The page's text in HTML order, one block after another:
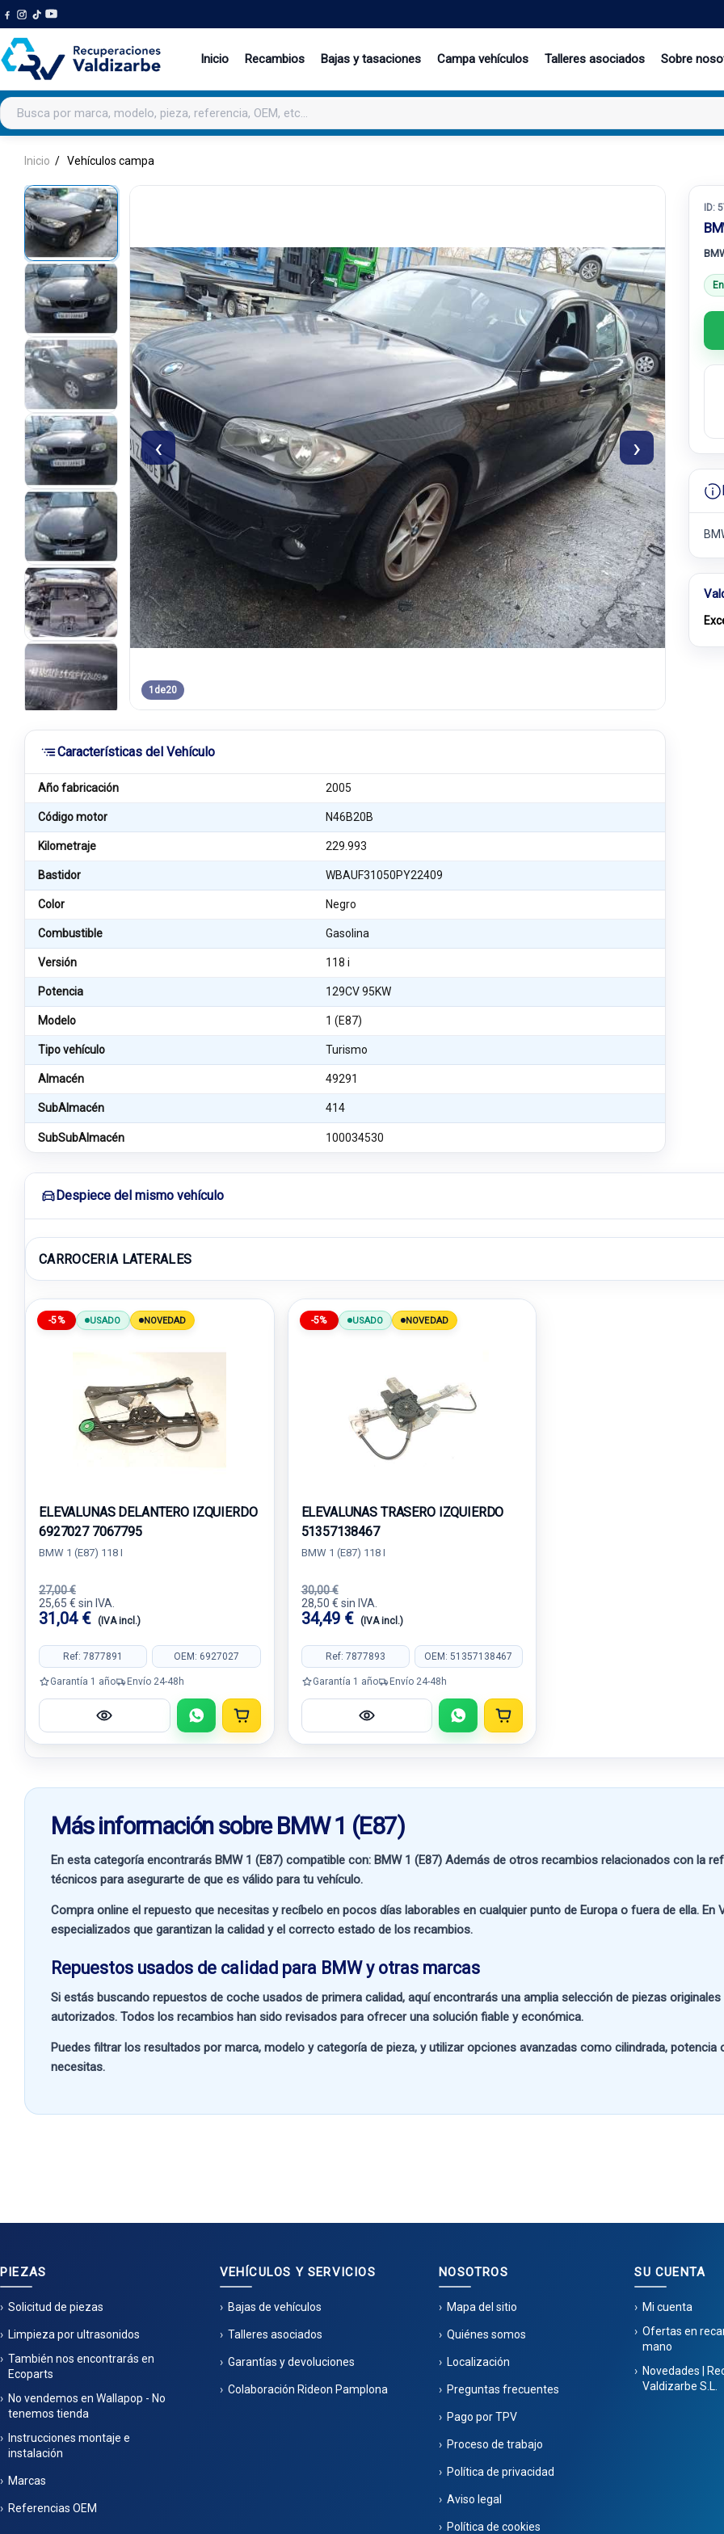
Inicio Recambios Bajas y tasaciones Campa vehículos Talleres asociados Sobre
Buscar productos
Inicio Vehículos campa
‹ ›
1 de20
Características del Vehículo
Año fabricación 2005
Código motor N46B20B
Kilometraje 229.993
Bastidor WBAUF31050PY22409
Color Negro
Combustible Gasolina
Versión 118 i
Potencia 129CV 95KW
Modelo 1 (E87)
Tipo vehículo Turismo
Almacén 49291
SubAlmacén 414
SubSubAlmacén 100034530
ID:
Despiece del mismo vehículo
CARROCERIA LATERALES
-5% USADO NOVEDAD
ELEVALUNAS DELANTERO IZQUIERDO
6927027 7067795
BMW 1 (E87) 118 I
27,00 €
25,65 € sin IVA.
31,04 € (IVA incl.)
Ref: 7877891 OEM: 6927027
Garantía 1 año Envío 24-48h
-5% USADO NOVEDAD
ELEVALUNAS TRASERO IZQUIERDO
51357138467
BMW 1 (E87) 118 I
30,00 €
28,50 € sin IVA.
34,49 € (IVA incl.)
Ref: 7877893 OEM: 51357138467
Garantía 1 año Envío 24-48h
Más información sobre BMW 1 (E87)
En esta categoría encontrarás BMW 1 (E87) compatible con: BMW 1 (E87) Además de otros recambios relacionados con la
técnicos para asegurarte de que es válido para tu vehículo.
Compra online el repuesto que necesitas y recíbelo en pocos días laborables en cualquier punto de Europa o fuera de ella. En
especializados que garantizan la calidad y el correcto estado de los recambios.
Repuestos usados de calidad para BMW y otras marcas
Si estás buscando repuestos de coche usados de primera calidad, aquí encontrarás una amplia selección de piezas
autorizados. Todos los recambios han sido revisados para ofrecer una solución fiable y económica.
Puedes filtrar los resultados pormarca, modelo y categoría de pieza, y utilizar opciones avanzadas como cilindrada, potencia
necesitas.
PIEZAS
Solicitud de piezas
Limpieza por ultrasonidos
También nos encontrarás en
Ecoparts
No vendemos en Wallapop - No
tenemos tienda
Instrucciones montaje e
instalación
Marcas
Referencias OEM
VEHÍCULOS Y SERVICIOS
Bajas de vehículos
Talleres asociados
Garantías y devoluciones
Colaboración Rideon Pamplona
NOSOTROS
Mapa del sitio
Quiénes somos
Localización
Preguntas frecuentes
Pago por TPV
Proceso de trabajo
Política de privacidad
Aviso legal
Política de cookies
SU CUENTA
Mi cuenta
Ofertas en
mano
Novedades |
Valdizarbe S.L.